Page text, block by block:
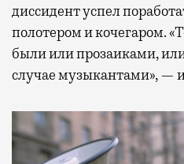
диссидент успел
полотером и кочегаром.
были или прозаиками,
случае музыкантами», —